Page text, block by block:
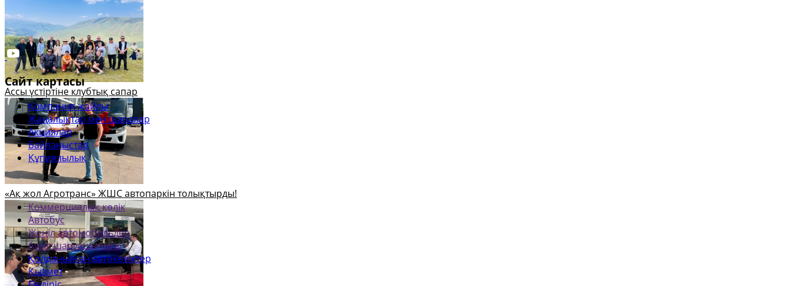
Ассы үстіртіне клубтық сапар
«Ақ жол Агротранс» ЖШС автопаркін толықтырды!
Сайт картасы
Компания жайлы
Жаңалықтар мен шаралар
Акциялар
Байланыстар
Құпиялылық
Коммерциялық көлік
Автобус
Жеңіл автомобильдер
Ауыл шаруашылығы
Қолданылған автокөліктер
Қызмет